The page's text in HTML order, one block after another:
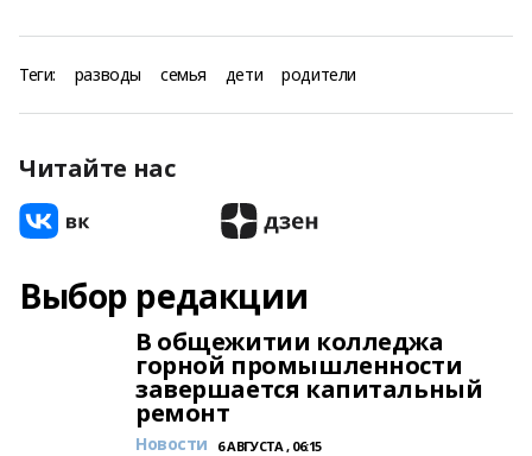
Теги: разводы семья дети родители
Читайте нас
Выбор редакции
В общежитии колледжа
горной промышленности
завершается капитальный
ремонт
Новости 6 АВГУСТА , 06:15